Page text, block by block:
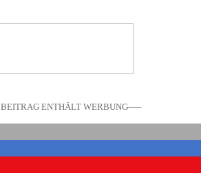
ENTHÄLT WERBUNG—–